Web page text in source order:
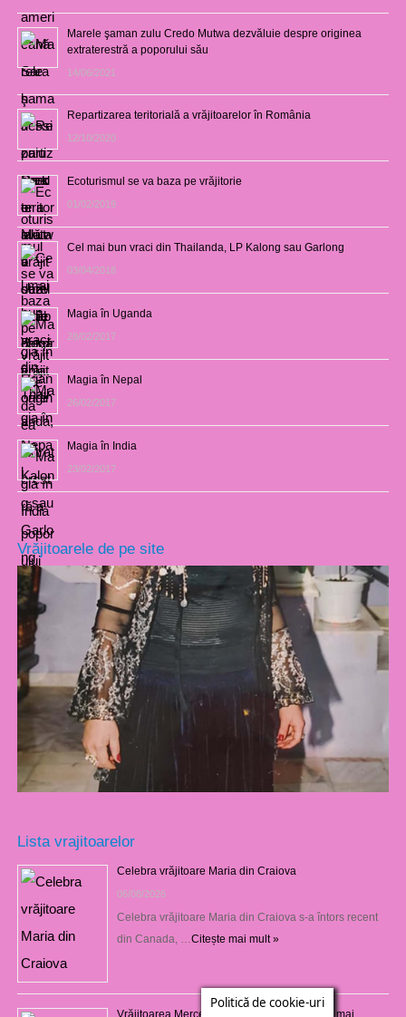
Marele şaman zulu Credo Mutwa dezvăluie despre originea
extraterestră a poporului său
14/06/2021
Repartizarea teritorială a vrăjitoarelor în România
12/10/2020
Ecoturismul se va baza pe vrăjitorie
01/02/2019
Cel mai bun vraci din Thailanda, LP Kalong sau Garlong
03/04/2018
Magia în Uganda
28/02/2017
Magia în Nepal
26/02/2017
Magia în India
23/02/2017
Vrăjitoarele de pe site
Lista vrajitoarelor
Celebra vrăjitoare Maria din Craiova
06/08/2026
Celebra vrăjitoare Maria din Craiova s-a întors recent
din Canada, … Citește mai mult »
Vrăjitoarea Mercedeza din Craiova este cea mai
Politică de cookie-uri